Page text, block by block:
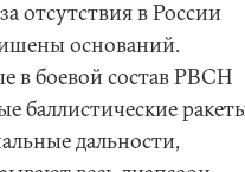
отсутствия в России
оснований.
в боевой состав РВСН
баллистические
дальности,